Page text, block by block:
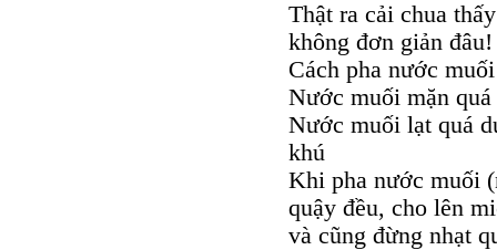
Thật ra cải chua
không đơn giản đâu!
Cách pha nước
Nước muối mặn
Nước muối lạt quá
khú
Khi pha nước muối
quậy đều, cho lên
và cũng đừng nhạt